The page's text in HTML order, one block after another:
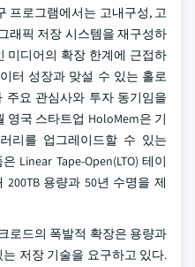
프로그램에서는 고내구성, 고
래픽 저장 시스템을 재구성하
미디어의 확장 한계에 근접하
터 성장과 맞설 수 있는 홀로
주요 관심사와 투자 동기임을
영국 스타트업 HoloMem은 기
리를 업그레이드할 수 있는
Linear Tape-Open(LTO) 테이
용량과 50년 수명을 제
로드의 폭발적 확장은 용량과
저장 기술을 요구하고 있다.